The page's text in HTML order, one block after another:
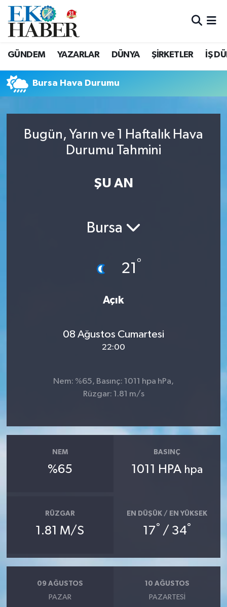
GÜNDEM YAZARLAR DÜNYA ŞİRKETLER İŞ
Bursa Hava Durumu
Bugün, Yarın ve 1 Haftalık Hava
Durumu Tahmini
ŞU AN
Bursa
21 °
Açık
08 Ağustos Cumartesi
22:00
Nem: %65, Basınç: 1011 hpa hPa,
Rüzgar: 1.81 m/s
NEM
%65
BASINÇ
1011 HPA hpa
RÜZGAR
1.81 M/S
EN DÜŞÜK / EN YÜKSEK
17° / 34°
09 AĞUSTOS
PAZAR
10 AĞUSTOS
PAZARTESI
Hava Durumu
Süper Lig Puan Durumu ve Fikstür
Tüm Manşetler
Son Dakika Haberleri